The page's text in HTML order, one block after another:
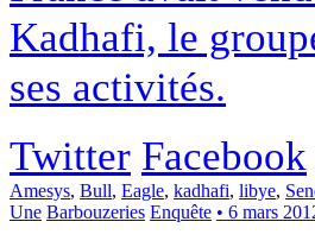
Kadhafi, le
ses activités.
Twitter Facebook
Amesys, Bull, Eagle, kadhafi, libye,
Une Barbouzeries Enquête • 6 mars